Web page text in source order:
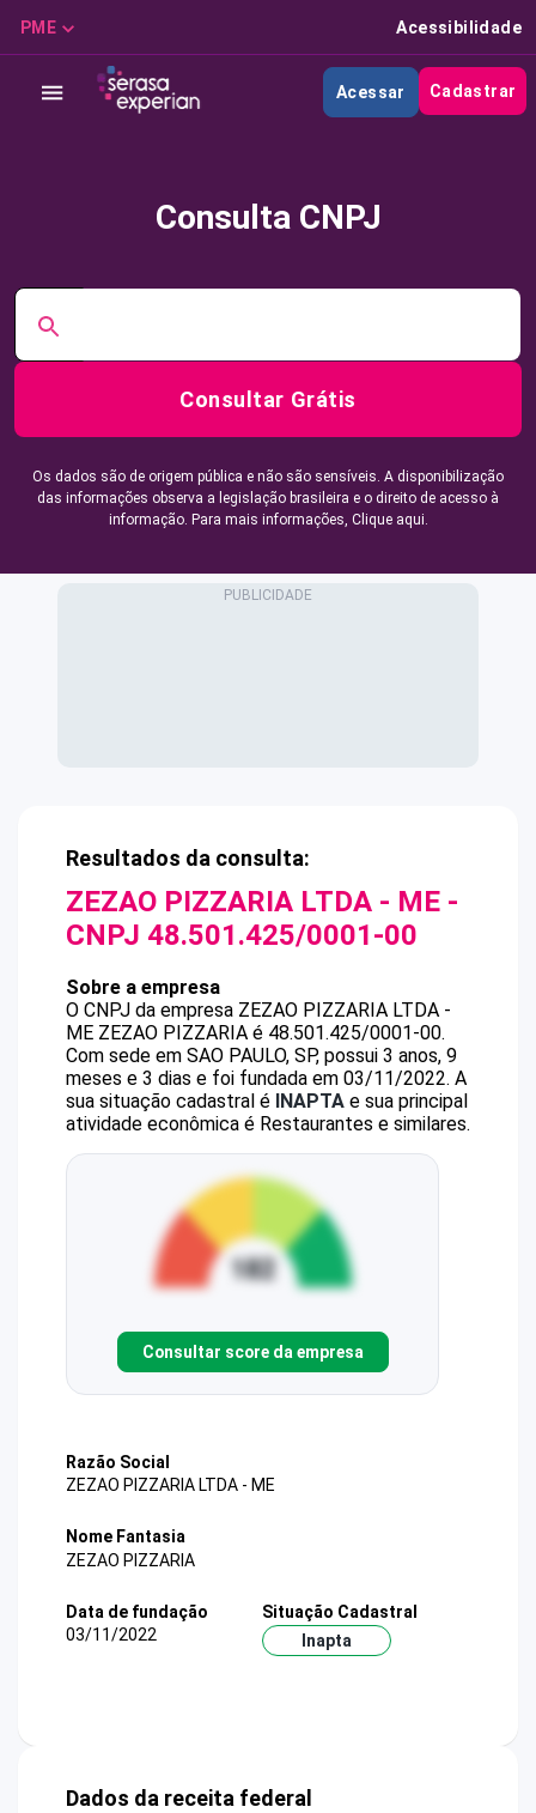
PME Acessibilidade
Acessar Cadastrar
Consulta CNPJ
Consultar Grátis
Os dados são de origem pública e não são sensíveis. A disponibilização
das informações observa a legislação brasileira e o direito de acesso à
informação. Para mais informações, Clique aqui.
Resultados da consulta:
ZEZAO PIZZARIA LTDA - ME -
CNPJ 48.501.425/0001-00
Sobre a empresa
O CNPJ da empresa ZEZAO PIZZARIA LTDA -
ME ZEZAO PIZZARIA é 48.501.425/0001-00.
Com sede em SAO PAULO, SP, possui 3 anos, 9
meses e 3 dias e foi fundada em 03/11/2022. A
sua situação cadastral é INAPTA e sua principal
atividade econômica é Restaurantes e similares.
Consultar score da empresa
Razão Social
ZEZAO PIZZARIA LTDA - ME
Nome Fantasia
ZEZAO PIZZARIA
Data de fundação
03/11/2022
Situação Cadastral
Inapta
Dados da receita federal